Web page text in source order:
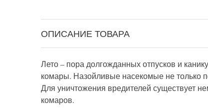
ОПИСАНИЕ ТОВАРА
Лето – пора долгожданных отпусков и
комары. Назойливые насекомые не только
Для уничтожения вредителей существует
комаров.